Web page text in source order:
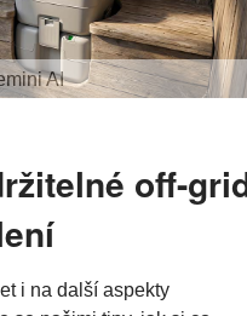
AI
off-
i na další aspekty